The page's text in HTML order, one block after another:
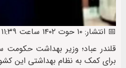
📅 انتشار: ۱۰ حوت ۱۴۰۲ ساعت ۱۱:۳۹ • 🔄 ۰ بروزرسانی • 🕒 آخرین: ۱۰ حوت ۱۴۰۲ ساعت ۱۲:۴۷
قلندر عباد؛ وزیر بهداشت
برای کمک به نظام بهداشتی این